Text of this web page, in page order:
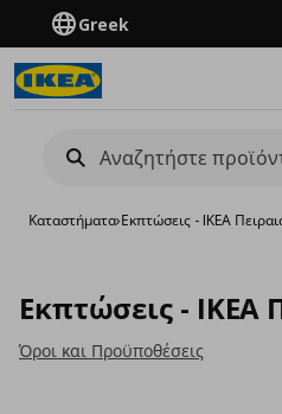
Greek
Καταστήματα›Εκπτώσεις - IKEA
Εκπτώσεις - IKEA
Όροι και Προϋποθέσεις